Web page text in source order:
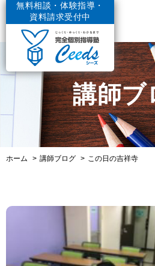
無料相談・体験指導・
資料請求受付中
講師ブ
ホーム 講師ブログ この日の吉祥寺